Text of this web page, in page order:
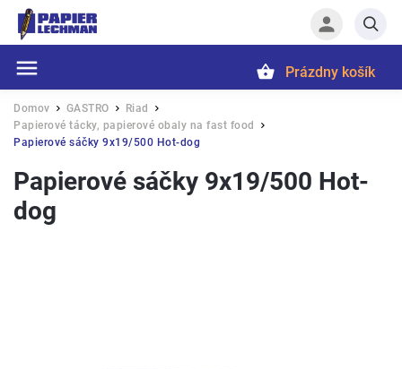
Prázdny košík
Domov / GASTRO / Riad
/
Papierové tácky, papierové obaly na fast food
/
Papierové sáčky 9x19/500 Hot-dog
Papierové sáčky 9x19/500 Hot-
dog